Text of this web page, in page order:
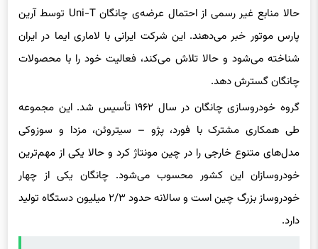
حالا منابع غیر رسمی از احتمال عرضه‌ی چانگان Uni-T توسط آرین
پارس موتور خبر می‌دهند. این شرکت ایرانی با لاماری ایما در ایران
شناخته می‌شود و حالا تلاش می‌کند، فعالیت خود را با محصولات
چانگان گسترش دهد.
گروه خودروسازی چانگان در سال ۱۹۶۲ تأسیس شد. این مجموعه
طی همکاری‌ مشترک با فورد، پژو – سیتروئن، مزدا و سوزوکی
مدل‌های متنوع خارجی را در چین مونتاژ کرد و حالا یکی از مهم‌ترین
خودروسازان این کشور محسوب می‌شود. چانگان یکی از چهار
خودروساز بزرگ چین است و سالانه حدود ۲/۳ میلیون دستگاه تولید
دارد.